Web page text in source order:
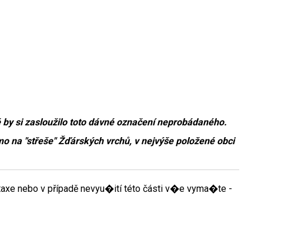
si zasloužilo toto dávné označení neprobádaného.
na "střeše" Žďárských vrchů, v nejvýše položené obci
nebo v případě nevyu�ití této části v�e vyma�te -